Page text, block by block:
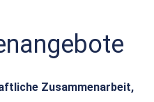
Zusammenarbeit,